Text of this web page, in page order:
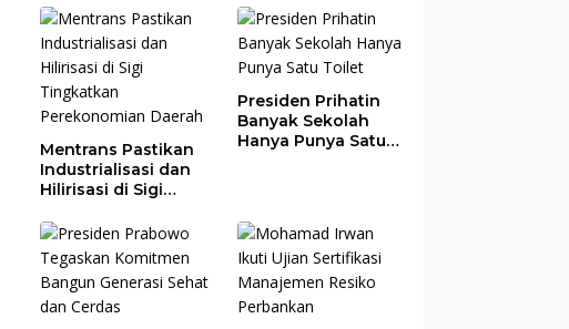
Mentrans Pastikan
Industrialisasi dan
Hilirisasi di Sigi
Perekonomian
Daerah
Presiden Prihatin
Banyak Sekolah
Hanya Punya Satu